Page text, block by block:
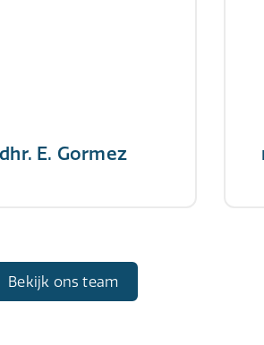
dhr. E. Gormez
Bekijk ons team